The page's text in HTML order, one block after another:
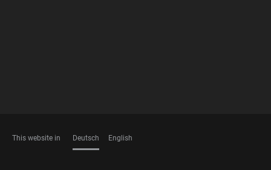
This website in Deutsch English